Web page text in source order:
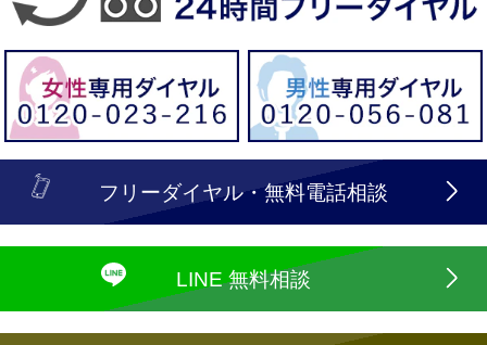
フリーダイヤル・無料電話相談
LINE 無料相談